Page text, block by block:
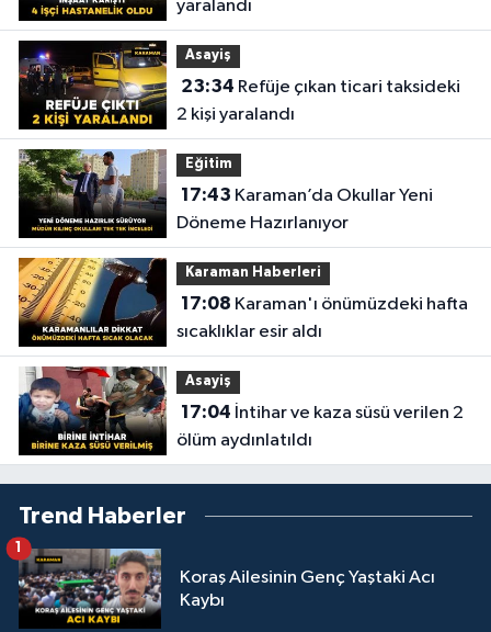
yaralandı
Asayiş
23:34
2 kişi yaralandı
Eğitim
17:43
Döneme Hazırlanıyor
Karaman Haberleri
17:08
sıcaklıklar esir aldı
Asayiş
17:04
ölüm aydınlatıldı
Trend Haberler
Koraş Ailesinin Genç Yaştaki Acı
Kaybı
1